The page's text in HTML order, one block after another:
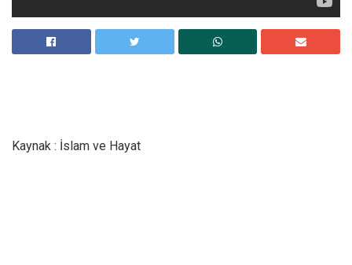
Kaynak : İslam ve Hayat